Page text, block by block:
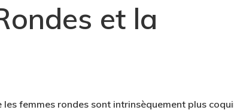
et la
femmes rondes sont intrinsèquement plus